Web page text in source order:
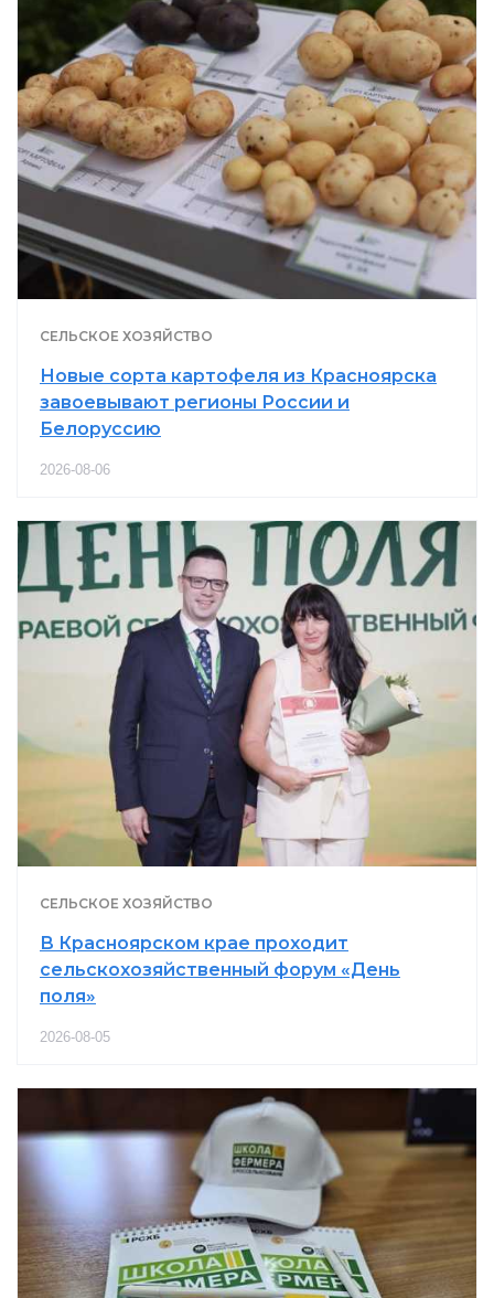
СЕЛЬСКОЕ ХОЗЯЙСТВО
Новые сорта картофеля из Красноярска
завоевывают регионы России и
Белоруссию
2026-08-06
СЕЛЬСКОЕ ХОЗЯЙСТВО
В Красноярском крае проходит
сельскохозяйственный форум «День
поля»
2026-08-05